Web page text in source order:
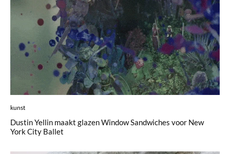
kunst
Dustin Yellin maakt glazen Window Sandwiches voor New
York City Ballet